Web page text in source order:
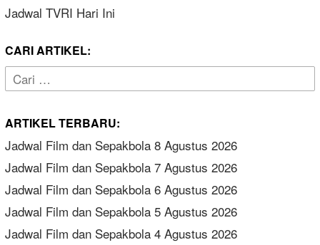
Jadwal TVRI Hari Ini
CARI ARTIKEL:
Cari
untuk:
ARTIKEL TERBARU:
Jadwal Film dan Sepakbola 8 Agustus 2026
Jadwal Film dan Sepakbola 7 Agustus 2026
Jadwal Film dan Sepakbola 6 Agustus 2026
Jadwal Film dan Sepakbola 5 Agustus 2026
Jadwal Film dan Sepakbola 4 Agustus 2026